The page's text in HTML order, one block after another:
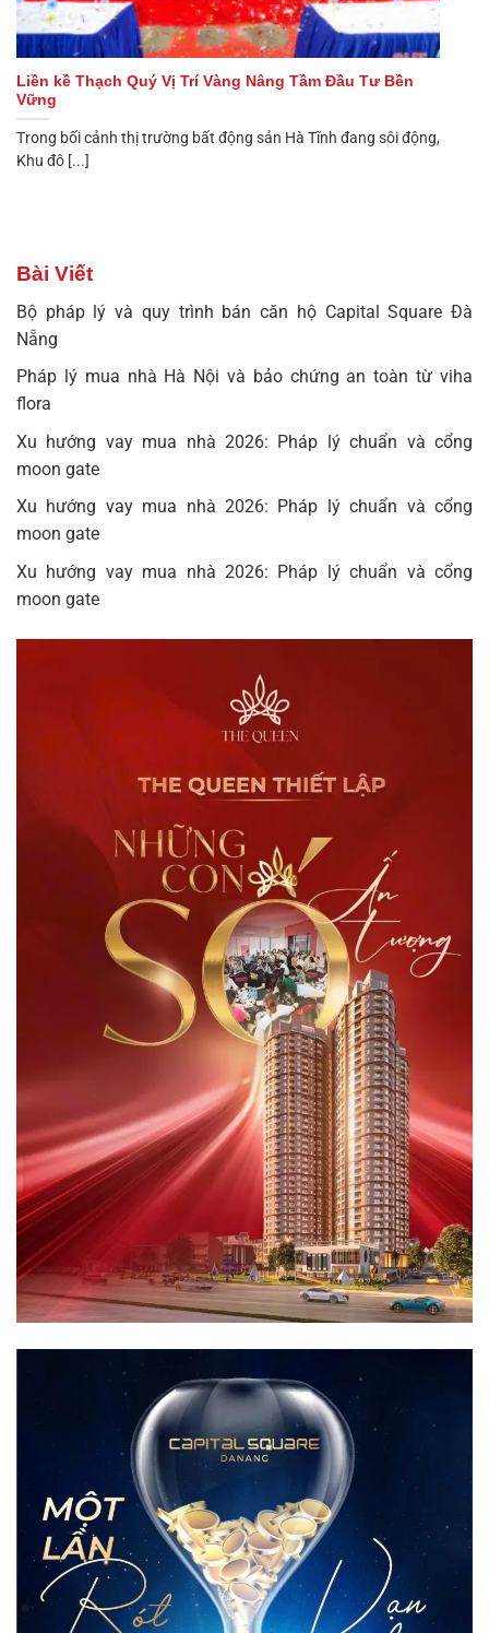
Liền kề Thạch Quý Vị Trí Vàng Nâng Tầm Đầu Tư Bền
Vững
Trong bối cảnh thị trường bất động sản Hà Tĩnh đang sôi động,
Khu đô [...]
Bài Viết
Bộ pháp lý và quy trình bán căn hộ Capital Square Đà
Nẵng
Pháp lý mua nhà Hà Nội và bảo chứng an toàn từ viha
flora
Xu hướng vay mua nhà 2026: Pháp lý chuẩn và cổng
moon gate
Xu hướng vay mua nhà 2026: Pháp lý chuẩn và cổng
moon gate
Xu hướng vay mua nhà 2026: Pháp lý chuẩn và cổng
moon gate